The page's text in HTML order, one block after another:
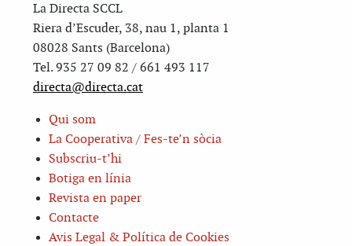
La Directa SCCL
Riera d’Escuder, 38, nau 1, planta 1
08028 Sants (Barcelona)
Tel. 935 27 09 82 / 661 493 117
directa@directa.cat
Qui som
La Cooperativa / Fes-te’n sòcia
Subscriu-t’hi
Botiga en línia
Revista en paper
Contacte
Avis Legal & Política de Cookies